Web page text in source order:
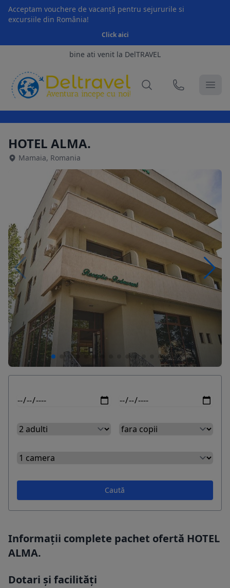
Acceptam vouchere de vacanță pentru sejururile si
excursiile din România!
Click aici
bine ati venit la DelTRAVEL
HOTEL ALMA.
Mamaia, Romania
Caută
Informații complete pachet ofertă HOTEL
ALMA.
Dotari și facilități